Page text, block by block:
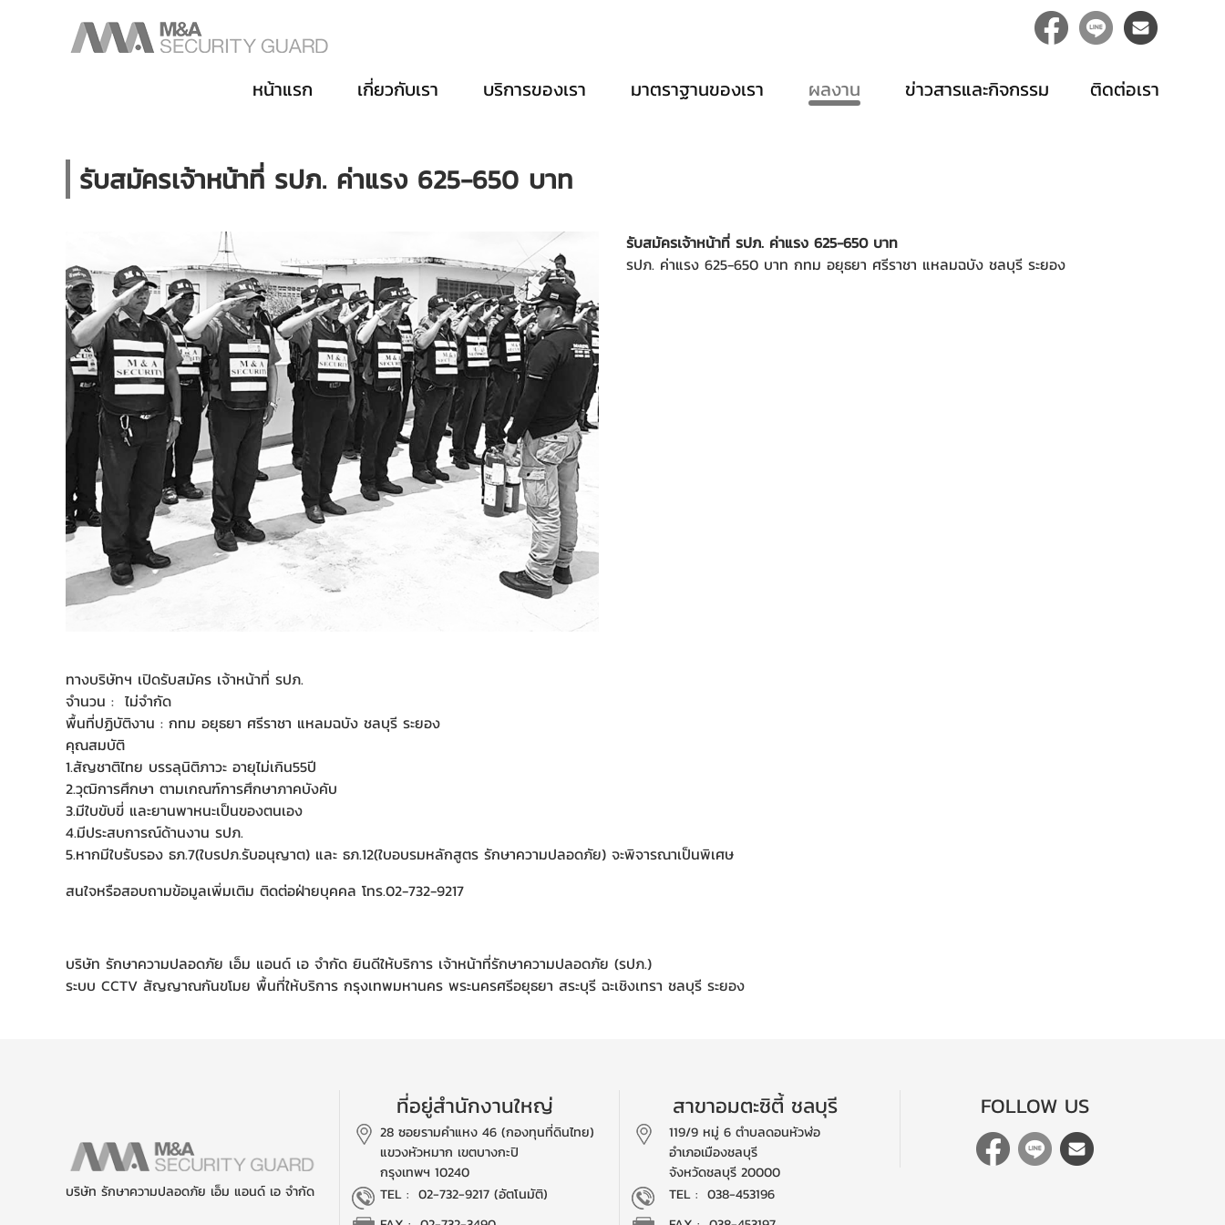
หน้าแรก เกี่ยวกับเรา บริการของเรา มาตราฐานของเรา ผลงาน ข่าวสารและกิจกรรม ติดต่อเรา
รับสมัครเจ้าหน้าที่ รปภ. ค่าแรง 625-650 บาท
รับสมัครเจ้าหน้าที่ รปภ. ค่าแรง 625-650 บาท
รปภ. ค่าแรง 625-650 บาท กทม อยุธยา ศรีราชา แหลมฉบัง ชลบุรี ระยอง
ทางบริษัทฯ เปิดรับสมัคร เจ้าหน้าที่ รปภ.
จำนวน : ไม่จำกัด
พื้นที่ปฏิบัติงาน : กทม อยุธยา ศรีราชา แหลมฉบัง ชลบุรี ระยอง
คุณสมบัติ
1.สัญชาติไทย บรรลุนิติภาวะ อายุไม่เกิน55ปี
2.วุฒิการศึกษา ตามเกณฑ์การศึกษาภาคบังคับ
3.มีใบขับขี่ และยานพาหนะเป็นของตนเอง
4.มีประสบการณ์ด้านงาน รปภ.
5.หากมีใบรับรอง ธภ.7(ใบรปภ.รับอนุญาต) และ ธภ.12(ใบอบรมหลักสูตร รักษาความปลอดภัย) จะพิจารณาเป็นพิเศษ
สนใจหรือสอบถามข้อมูลเพิ่มเติม ติดต่อฝ่ายบุคคล โทร.02-732-9217
บริษัท รักษาความปลอดภัย เอ็ม แอนด์ เอ จำกัด ยินดีให้บริการ เจ้าหน้าที่รักษาความปลอดภัย (รปภ.)
ระบบ CCTV สัญญาณกันขโมย พื้นที่ให้บริการ กรุงเทพมหานคร พระนครศรีอยุธยา สระบุรี ฉะเชิงเทรา ชลบุรี ระยอง
บริษัท รักษาความปลอดภัย เอ็ม แอนด์ เอ จำกัด
ที่อยู่สำนักงานใหญ่
28 ซอยรามคำแหง 46 (กองทุนที่ดินไทย)
แขวงหัวหมาก เขตบางกะปิ
กรุงเทพฯ 10240
TEL : 02-732-9217 (อัตโนมัติ)
สาขาอมตะซิตี้ ชลบุรี
119/9 หมู่ 6 ตำบลดอนหัวฬ่อ
อำเภอเมืองชลบุรี
จังหวัดชลบุรี 20000
TEL : 038-453196
FOLLOW US